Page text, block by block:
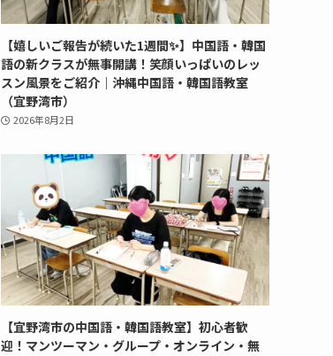
【嬉しいご報告が続いた1週間✨】中国語・韓国
語の新クラスが無事開講！笑顔いっぱいのレッ
スン風景をご紹介｜沖縄中国語・韓国語教室
（宜野湾市）
2026年8月2日
【宜野湾市の中国語・韓国語教室】初心者歓
迎！マンツーマン・グループ・オンライン・無